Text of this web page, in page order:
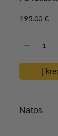
195.00 €
Į
Natos